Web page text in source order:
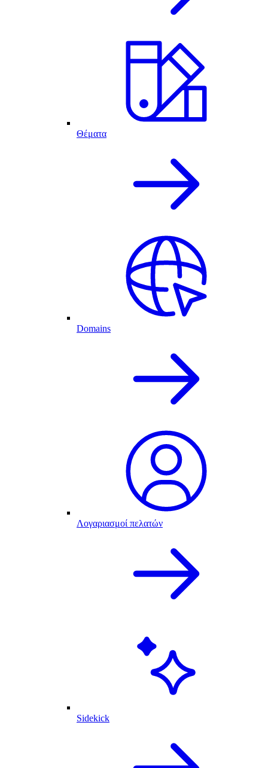
Θέματα
Domains
Λογαριασμοί πελατών
Sidekick